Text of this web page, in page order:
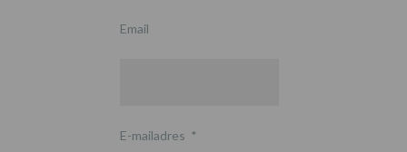
Email
E-mailadres *